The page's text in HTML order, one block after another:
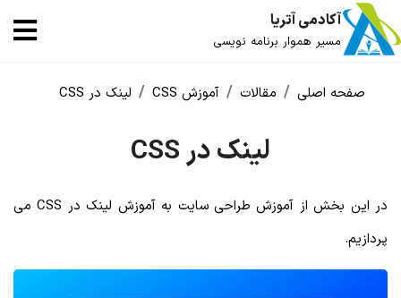
آکادمی آتریا
مسیر هموار برنامه نویسی
صفحه اصلی مقالات آموزش CSS لینک در CSS
لینک در CSS
در این بخش از آموزش طراحی سایت به آموزش لینک در CSS می
پردازیم.